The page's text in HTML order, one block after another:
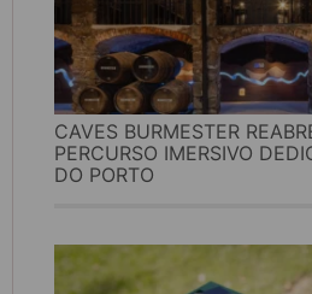
CAVES BURMESTER
PERCURSO IMERSIVO
DO PORTO